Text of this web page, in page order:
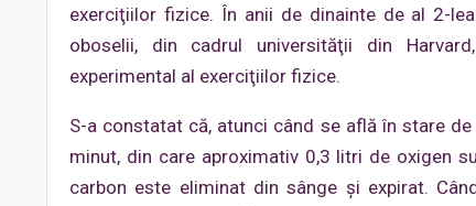
exerciţiilor fizice. În anii de dinainte de al 2-
oboselii, din cadrul universităţii din
experimental al exerciţiilor fizice.
S-a constatat că, atunci când se află în stare
minut, din care aproximativ 0,3 litri de oxigen
carbon este eliminat din sânge şi expirat.